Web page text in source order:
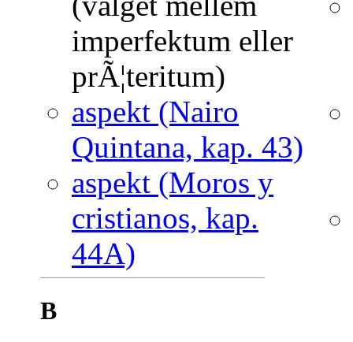
imperfektum eller
prÃ¦teritum)
aspekt (Nairo
Quintana, kap. 43)
aspekt (Moros y
cristianos, kap.
44A)
B